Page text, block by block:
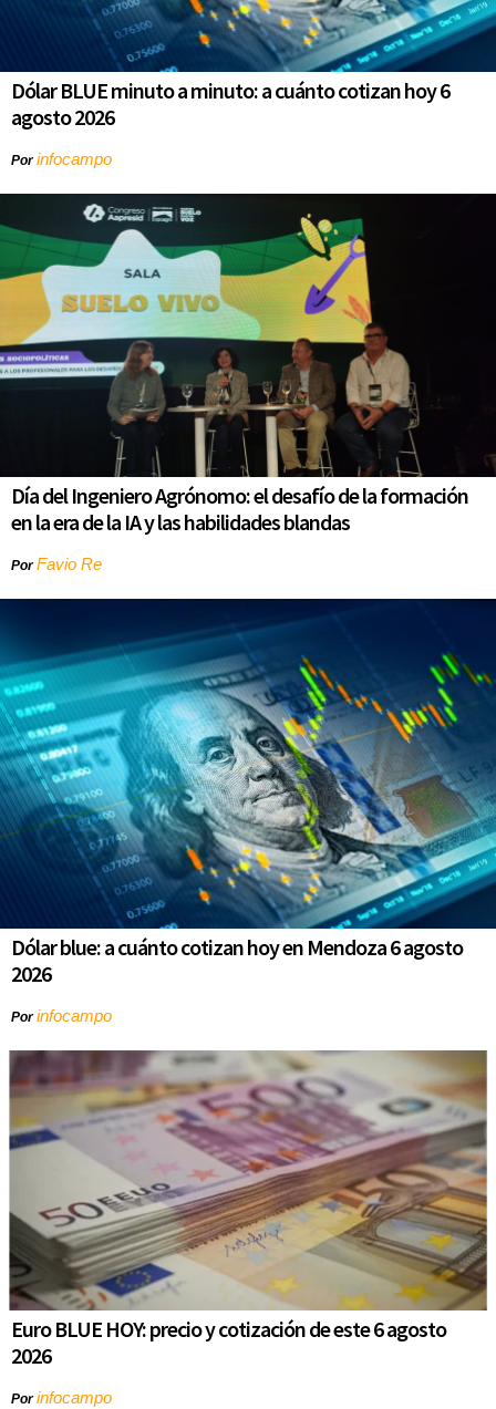
Dólar BLUE minuto a minuto: a cuánto cotizan hoy 6
agosto 2026
Porinfocampo
Día del Ingeniero Agrónomo: el desafío de la formación
en la era de la IA y las habilidades blandas
PorFavio Re
Dólar blue: a cuánto cotizan hoy en Mendoza 6 agosto
2026
Porinfocampo
Euro BLUE HOY: precio y cotización de este 6 agosto
2026
Porinfocampo